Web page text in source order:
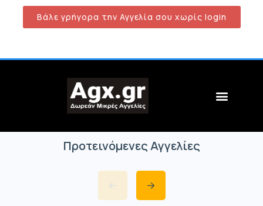
Βάλε γρήγορα την Αγγελία σου χωρίς login
Προτεινόμενες Αγγελίες